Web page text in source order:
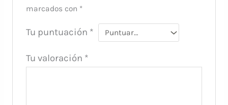
marcados con *
Tu puntuación *
Tu valoración *